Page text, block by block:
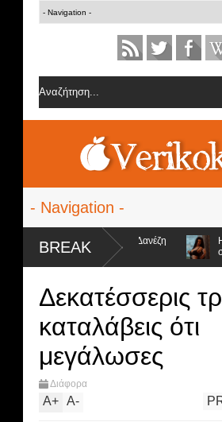
BREAK
από την ομάδα της Σοφίας Δανέζη
Η
Δεκατέσσερις
καταλάβεις ότι
μεγάλωσες
Διάφορα
A+ A-